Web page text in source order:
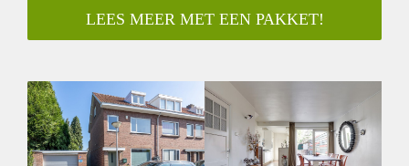
Eindhoven komt, het is prettig om een goede thuisbasis te
hebben. Door tijdelijk een woonruimte te huren bent u
aantal weken/maanden en het geeft u een prettig en huiselijk
gevoel.
Deze woning gelegen aan de Hyacinthstraat in Eindhoven.
Met een perceeloppervlakte van 127 m² en een
LEES MEER MET EEN PAKKET!